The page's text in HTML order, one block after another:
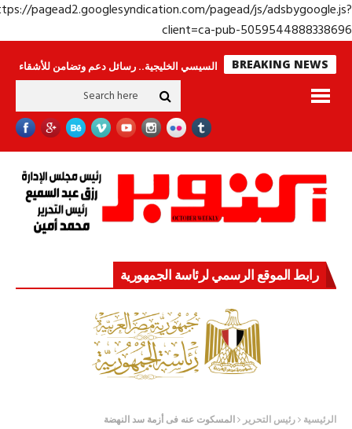
https://pagead2.googlesyndication.com/pagead/js/
client=ca-pub-
BREAKING NEWS
جولة الرئيس السيسي الخليجية.. رسائل دعم وتضامن للأشقاء جهاز مستقبل
رابط الموقع الرسمي لرئاسة الجمهورية
الرئيسية رئيس التحرير المسكوت عنه فى أزمة سد النهضة